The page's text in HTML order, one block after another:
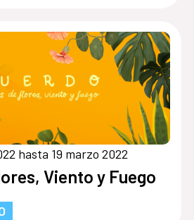
hasta 19 marzo 2022
Viento y Fuego